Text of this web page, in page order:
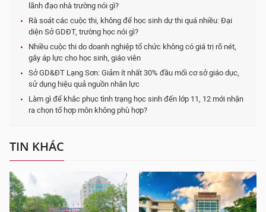
lãnh đạo nhà trường nói gì?
Rà soát các cuộc thi, không để học sinh dự thi quá nhiều: Đại
diện Sở GDĐT, trường học nói gì?
Nhiều cuộc thi do doanh nghiệp tổ chức không có giá trị rõ nét,
gây áp lực cho học sinh, giáo viên
Sở GD&ĐT Lạng Sơn: Giảm ít nhất 30% đầu mối cơ sở giáo dục,
sử dụng hiệu quả nguồn nhân lực
Làm gì để khắc phục tình trạng học sinh đến lớp 11, 12 mới nhận
ra chọn tổ hợp môn không phù hợp?
TIN KHÁC